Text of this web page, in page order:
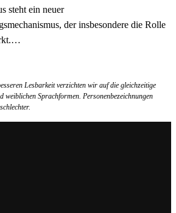
steht ein neuer
der insbesondere die Rolle
Lesbarkeit verzichten wir auf die gleichzeitige
weiblichen Sprachformen. Personenbezeichnungen